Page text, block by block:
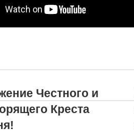
Честного и
Креста